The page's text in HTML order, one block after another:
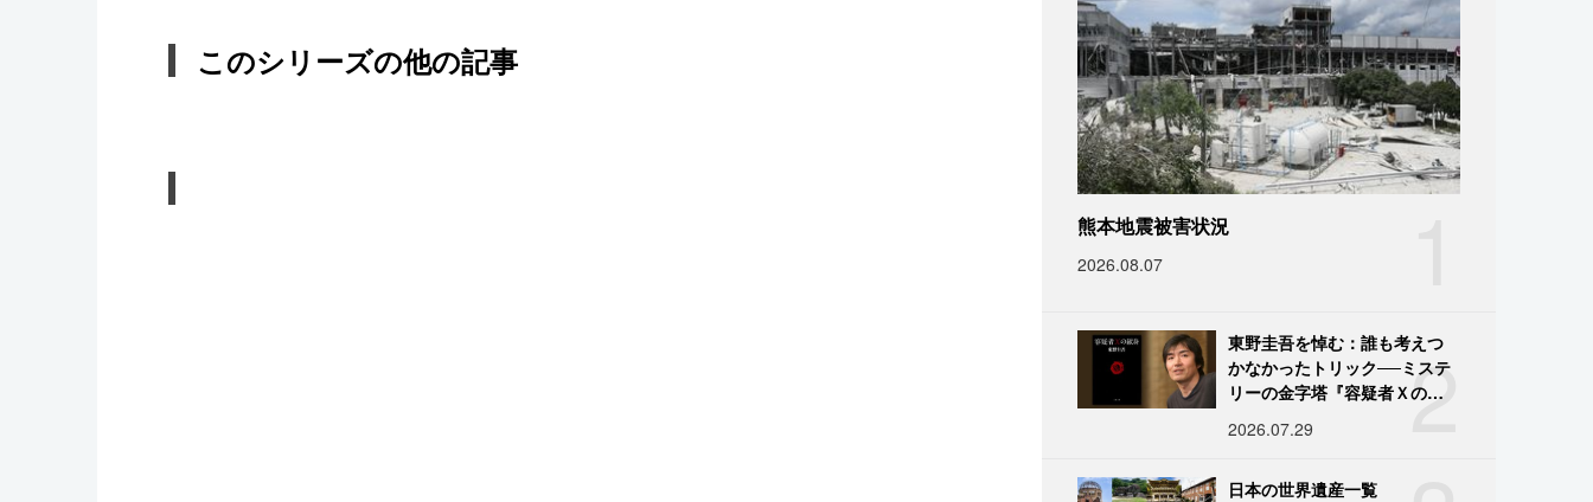
このシリーズの他の記事
熊本地震被害状況
2026.08.07
2
東野圭吾を悼む：誰も考えつ
かなかったトリック──ミステ
リーの金字塔『容疑者Ｘの献
2026.07.29
日本の世界遺産一覧